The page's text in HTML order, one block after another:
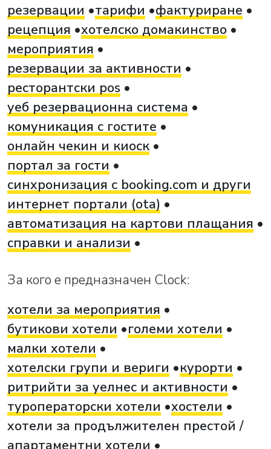
резервации
тарифи
фактуриране
рецепция хотелско домакинство
мероприятия
резервации за активности
ресторантски pos
уеб резервационна система
комуникация с гостите
онлайн чекин и киоск
портал за гости
синхронизация с booking.com и други
интернет портали (ota)
автоматизация на картови плащания
справки и анализи
За кого е предназначен Clock:
хотели за мероприятия
бутикови хотели
големи хотели
малки хотели
хотелски групи и вериги
курорти
ритрийти за уелнес и активности
туроператорски хотели
хостели
хотели за продължителен престой /
апартаментни хотели